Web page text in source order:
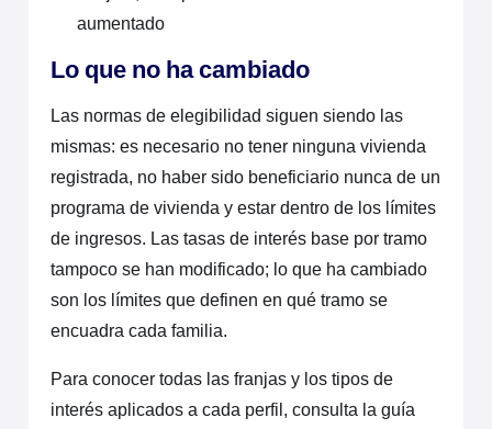
aumentado
Lo que no ha cambiado
Las normas de elegibilidad siguen siendo las
mismas: es necesario no tener ninguna vivienda
registrada, no haber sido beneficiario nunca de un
programa de vivienda y estar dentro de los límites
de ingresos. Las tasas de interés base por tramo
tampoco se han modificado; lo que ha cambiado
son los límites que definen en qué tramo se
encuadra cada familia.
Para conocer todas las franjas y los tipos de
interés aplicados a cada perfil, consulta la guía